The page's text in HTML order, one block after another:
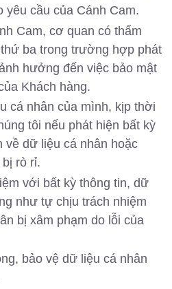
yêu cầu của Cánh Cam.
Cam, cơ quan có thẩm
ba trong trường hợp phát
hưởng đến việc bảo mật
Khách hàng.
cá nhân của mình, kịp thời
tôi nếu phát hiện bất kỳ
về dữ liệu cá nhân hoặc
rò rỉ.
với bất kỳ thông tin, dữ
như tự chịu trách nhiệm
bị xâm phạm do lỗi của
bảo vệ dữ liệu cá nhân